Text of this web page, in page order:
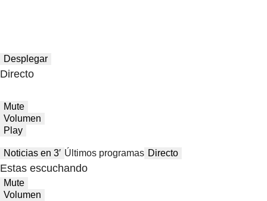
Desplegar
Directo
Mute
Volumen
Play
Noticias en 3′ Últimos programas Directo
Estas escuchando
Mute
Volumen